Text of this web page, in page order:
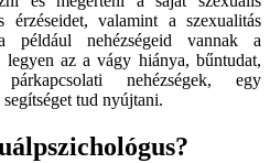
érzéseidet, valamint a szexualitás
például nehézségeid vannak a
legyen az a vágy hiánya, bűntudat,
nehézségek, egy
tud nyújtani.